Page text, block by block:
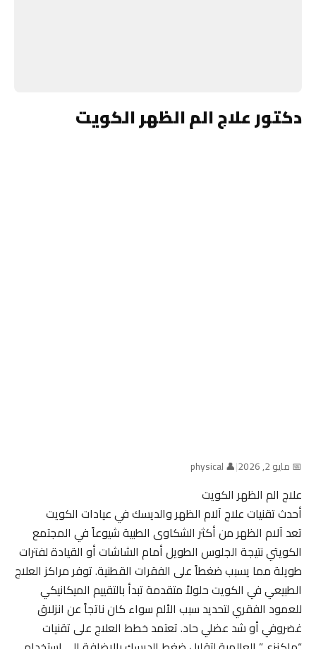
دكتور علاج الم الظهر الكويت
📅 مايو 2, 2026 |
👤 physical
علاج الم الظهر الكويت
أحدث تقنيات علاج آلام الظهر والديسك في عيادات الكويت
تعد آلام الظهر من أكثر الشكاوى الطبية شيوعاً في المجتمع
الكويتي نتيجة الجلوس الطويل أمام الشاشات أو القيادة لفترات
طويلة مما يسبب ضغطاً على الفقرات القطنية. توفر مراكز العلاج
الطبيعي في الكويت حلولاً متقدمة تبدأ بالتقييم الميكانيكي
للعمود الفقري لتحديد سبب الألم سواء كان ناتجاً عن انزلاق
غضروفي أو شد عضلي حاد. تعتمد خطط العلاج على تقنيات